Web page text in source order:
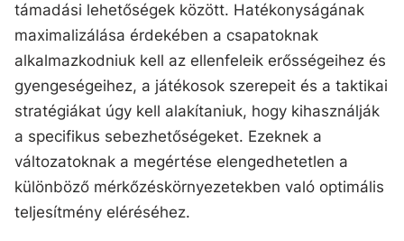
támadási lehetőségek között. Hatékonyságának
maximalizálása érdekében a csapatoknak
alkalmazkodniuk kell az ellenfeleik erősségeihez és
gyengeségeihez, a játékosok szerepeit és a taktikai
stratégiákat úgy kell alakítaniuk, hogy kihasználják
a specifikus sebezhetőségeket. Ezeknek a
változatoknak a megértése elengedhetetlen a
különböző mérkőzéskörnyezetekben való optimális
teljesítmény eléréséhez.